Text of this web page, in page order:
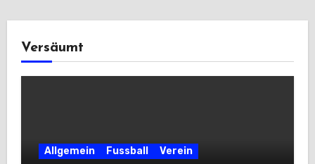
Versäumt
Allgemein Fussball Verein